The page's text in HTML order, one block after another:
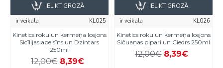
ir veikalā
KL025
Kinetics roku un ķermeņa losjons
Sicīlijas apelsīns un Dzintars
250ml
12,00€ 8,39€
IELIKT GROZĀ
ir veikalā
KL026
Kinetics roku un ķermeņa losjons
Sičuaņas pipari un Ciedrs 250ml
12,00€ 8,39€
IELIKT GROZĀ